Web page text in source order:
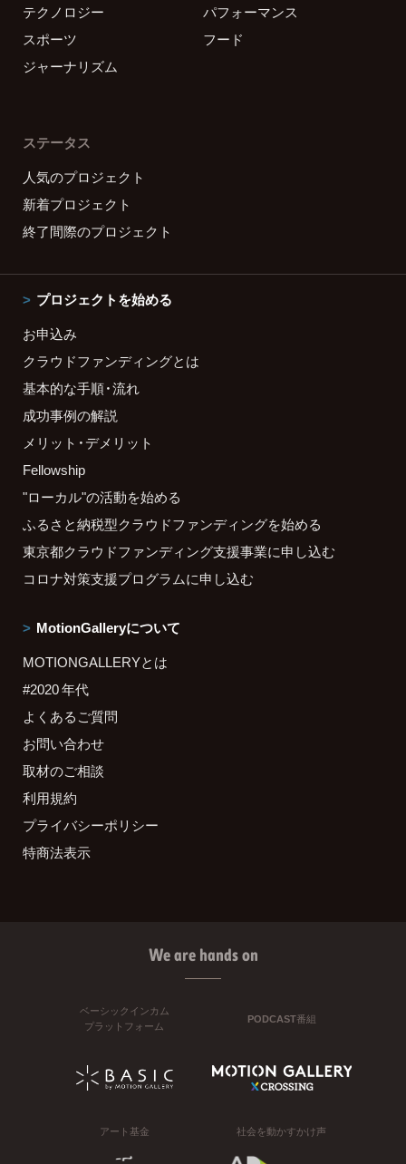
テクノロジー
パフォーマンス
スポーツ
フード
ジャーナリズム
ステータス
人気のプロジェクト
新着プロジェクト
終了間際のプロジェクト
プロジェクトを始める
お申込み
クラウドファンディングとは
基本的な手順・流れ
成功事例の解説
メリット・デメリット
Fellowship
"ローカル"の活動を始める
ふるさと納税型クラウドファンディングを始める
東京都クラウドファンディング支援事業に申し込む
コロナ対策支援プログラムに申し込む
MotionGalleryについて
MOTIONGALLERYとは
#2020 年代
よくあるご質問
お問い合わせ
取材のご相談
利用規約
プライバシーポリシー
特商法表示
We are hands on
ベーシックインカム
プラットフォーム
PODCAST番組
アート基金 社会を動かすかけ声